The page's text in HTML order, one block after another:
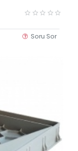
Soru Sor